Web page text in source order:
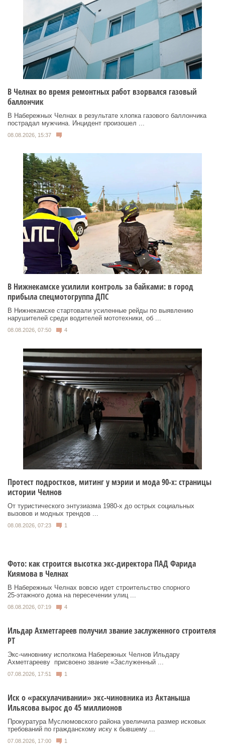
В Челнах во время ремонтных работ взорвался газовый
баллончик
В Набережных Челнах в результате хлопка газового баллончика
пострадал мужчина. Инцидент произошел ...
08.08.2026, 15:37
В Нижнекамске усилили контроль за байками: в город
прибыла спецмотогруппа ДПС
В Нижнекамске стартовали усиленные рейды по выявлению
нарушителей среди водителей мототехники, об ...
08.08.2026, 07:50 4
Протест подростков, митинг у мэрии и мода 90-х: страницы
истории Челнов
От туристического энтузиазма 1980‑х до острых социальных
вызовов и модных трендов ...
08.08.2026, 07:23 1
Фото: как строится высотка экс-директора ПАД Фарида
Киямова в Челнах
В Набережных Челнах вовсю идет строительство спорного
25‑этажного дома на пересечении улиц ...
08.08.2026, 07:19 4
Ильдар Ахметгареев получил звание заслуженного строителя
РТ
Экс‑чиновнику исполкома Набережных Челнов Ильдару
Ахметгарееву присвоено звание «Заслуженный ...
07.08.2026, 17:51 1
Иск о «раскулачивании» экс-чиновника из Актаныша
Ильясова вырос до 45 миллионов
Прокуратура Муслюмовского района увеличила размер исковых
требований по гражданскому иску к бывшему ...
07.08.2026, 17:00 1